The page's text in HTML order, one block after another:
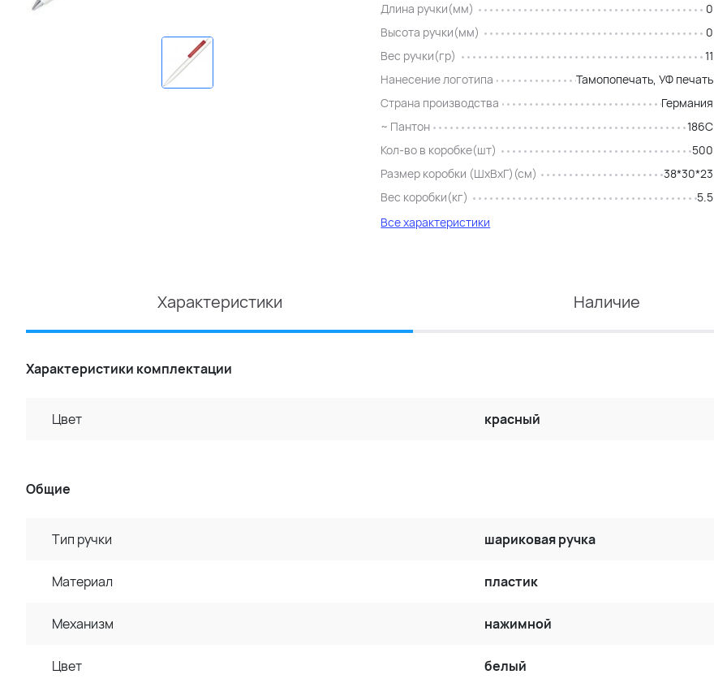
Длина ручки(мм)
0
Высота ручки(мм)
0
Вес ручки(гр)
11
Нанесение логотипа
Тамопопечать, УФ печать
Страна производства
Германия
~ Пантон
186C
Кол-во в коробке(шт)
500
Размер коробки (ШхВхГ)(см)
38*30*23
Вес коробки(кг)
5.5
Все характеристики
Характеристики Наличие
Характеристики комплектации
Цвет красный
Общие
Тип ручки шариковая ручка
Материал пластик
Механизм нажимной
Цвет белый